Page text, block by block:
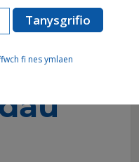
Rheoli
fi nes ymlaen